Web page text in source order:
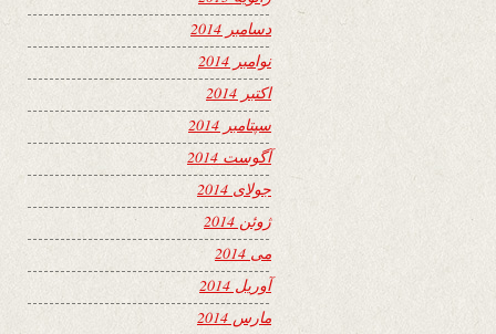
دسامبر 2014
نوامبر 2014
اکتبر 2014
سپتامبر 2014
آگوست 2014
جولای 2014
ژوئن 2014
می 2014
آوریل 2014
مارس 2014